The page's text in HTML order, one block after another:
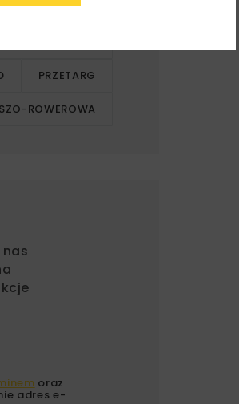
PRZETARG
ROWEROWA
oraz
adres e-